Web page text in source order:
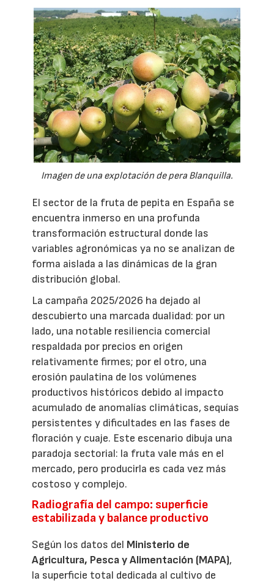
Imagen de una explotación de pera Blanquilla.
El sector de la fruta de pepita en España se
encuentra inmerso en una profunda
transformación estructural donde las
variables agronómicas ya no se analizan de
forma aislada a las dinámicas de la gran
distribución global.
La campaña 2025/2026 ha dejado al
descubierto una marcada dualidad: por un
lado, una notable resiliencia comercial
respaldada por precios en origen
relativamente firmes; por el otro, una
erosión paulatina de los volúmenes
productivos históricos debido al impacto
acumulado de anomalías climáticas, sequías
persistentes y dificultades en las fases de
floración y cuaje. Este escenario dibuja una
paradoja sectorial: la fruta vale más en el
mercado, pero producirla es cada vez más
costoso y complejo.
Radiografía del campo: superficie
estabilizada y balance productivo
Según los datos del Ministerio de
Agricultura, Pesca y Alimentación (MAPA),
la superficie total dedicada al cultivo de